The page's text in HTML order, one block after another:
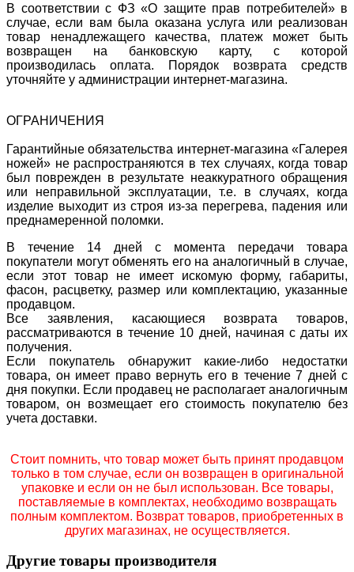
В соответствии с ФЗ «О защите прав потребителей» в
случае, если вам была оказана услуга или реализован
товар ненадлежащего качества, платеж может быть
возвращен на банковскую карту, с которой
производилась оплата. Порядок возврата средств
уточняйте у администрации интернет-магазина.
ОГРАНИЧЕНИЯ
Гарантийные обязательства интернет-магазина «Галерея
ножей» не распространяются в тех случаях, когда товар
был поврежден в результате неаккуратного обращения
или неправильной эксплуатации, т.е. в случаях, когда
изделие выходит из строя из-за перегрева, падения или
преднамеренной поломки.
В течение 14 дней с момента передачи товара
покупатели могут обменять его на аналогичный в случае,
если этот товар не имеет искомую форму, габариты,
фасон, расцветку, размер или комплектацию, указанные
продавцом.
Все заявления, касающиеся возврата товаров,
рассматриваются в течение 10 дней, начиная с даты их
получения.
Если покупатель обнаружит какие-либо недостатки
товара, он имеет право вернуть его в течение 7 дней с
дня покупки. Если продавец не располагает аналогичным
товаром, он возмещает его стоимость покупателю без
учета доставки.
Стоит помнить, что товар может быть принят продавцом
только в том случае, если он возвращен в оригинальной
упаковке и если он не был использован. Все товары,
поставляемые в комплектах, необходимо возвращать
полным комплектом. Возврат товаров, приобретенных в
других магазинах, не осуществляется.
Другие товары производителя